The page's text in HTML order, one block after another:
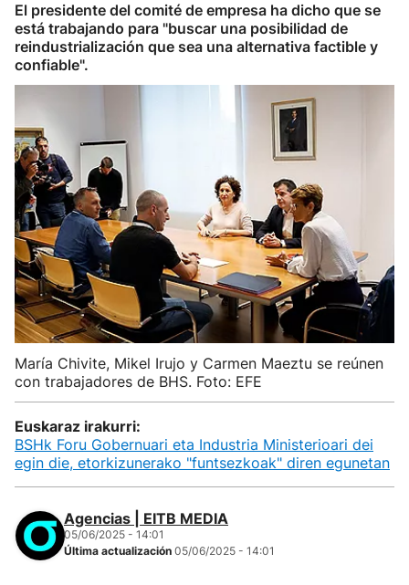
El presidente del comité de empresa ha dicho que se
está trabajando para "buscar una posibilidad de
reindustrialización que sea una alternativa factible y
confiable".
María Chivite, Mikel Irujo y Carmen Maeztu se reúnen
con trabajadores de BHS. Foto: EFE
Euskaraz irakurri:
BSHk Foru Gobernuari eta Industria Ministerioari dei
egin die, etorkizunerako "funtsezkoak" diren egunetan
Agencias | EITB MEDIA
05/06/2025 - 14:01
Última actualización 05/06/2025 - 14:01